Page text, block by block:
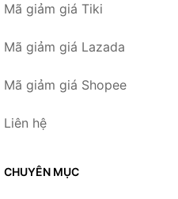
Mã giảm giá Tiki
Mã giảm giá Lazada
Mã giảm giá Shopee
Liên hệ
CHUYÊN MỤC